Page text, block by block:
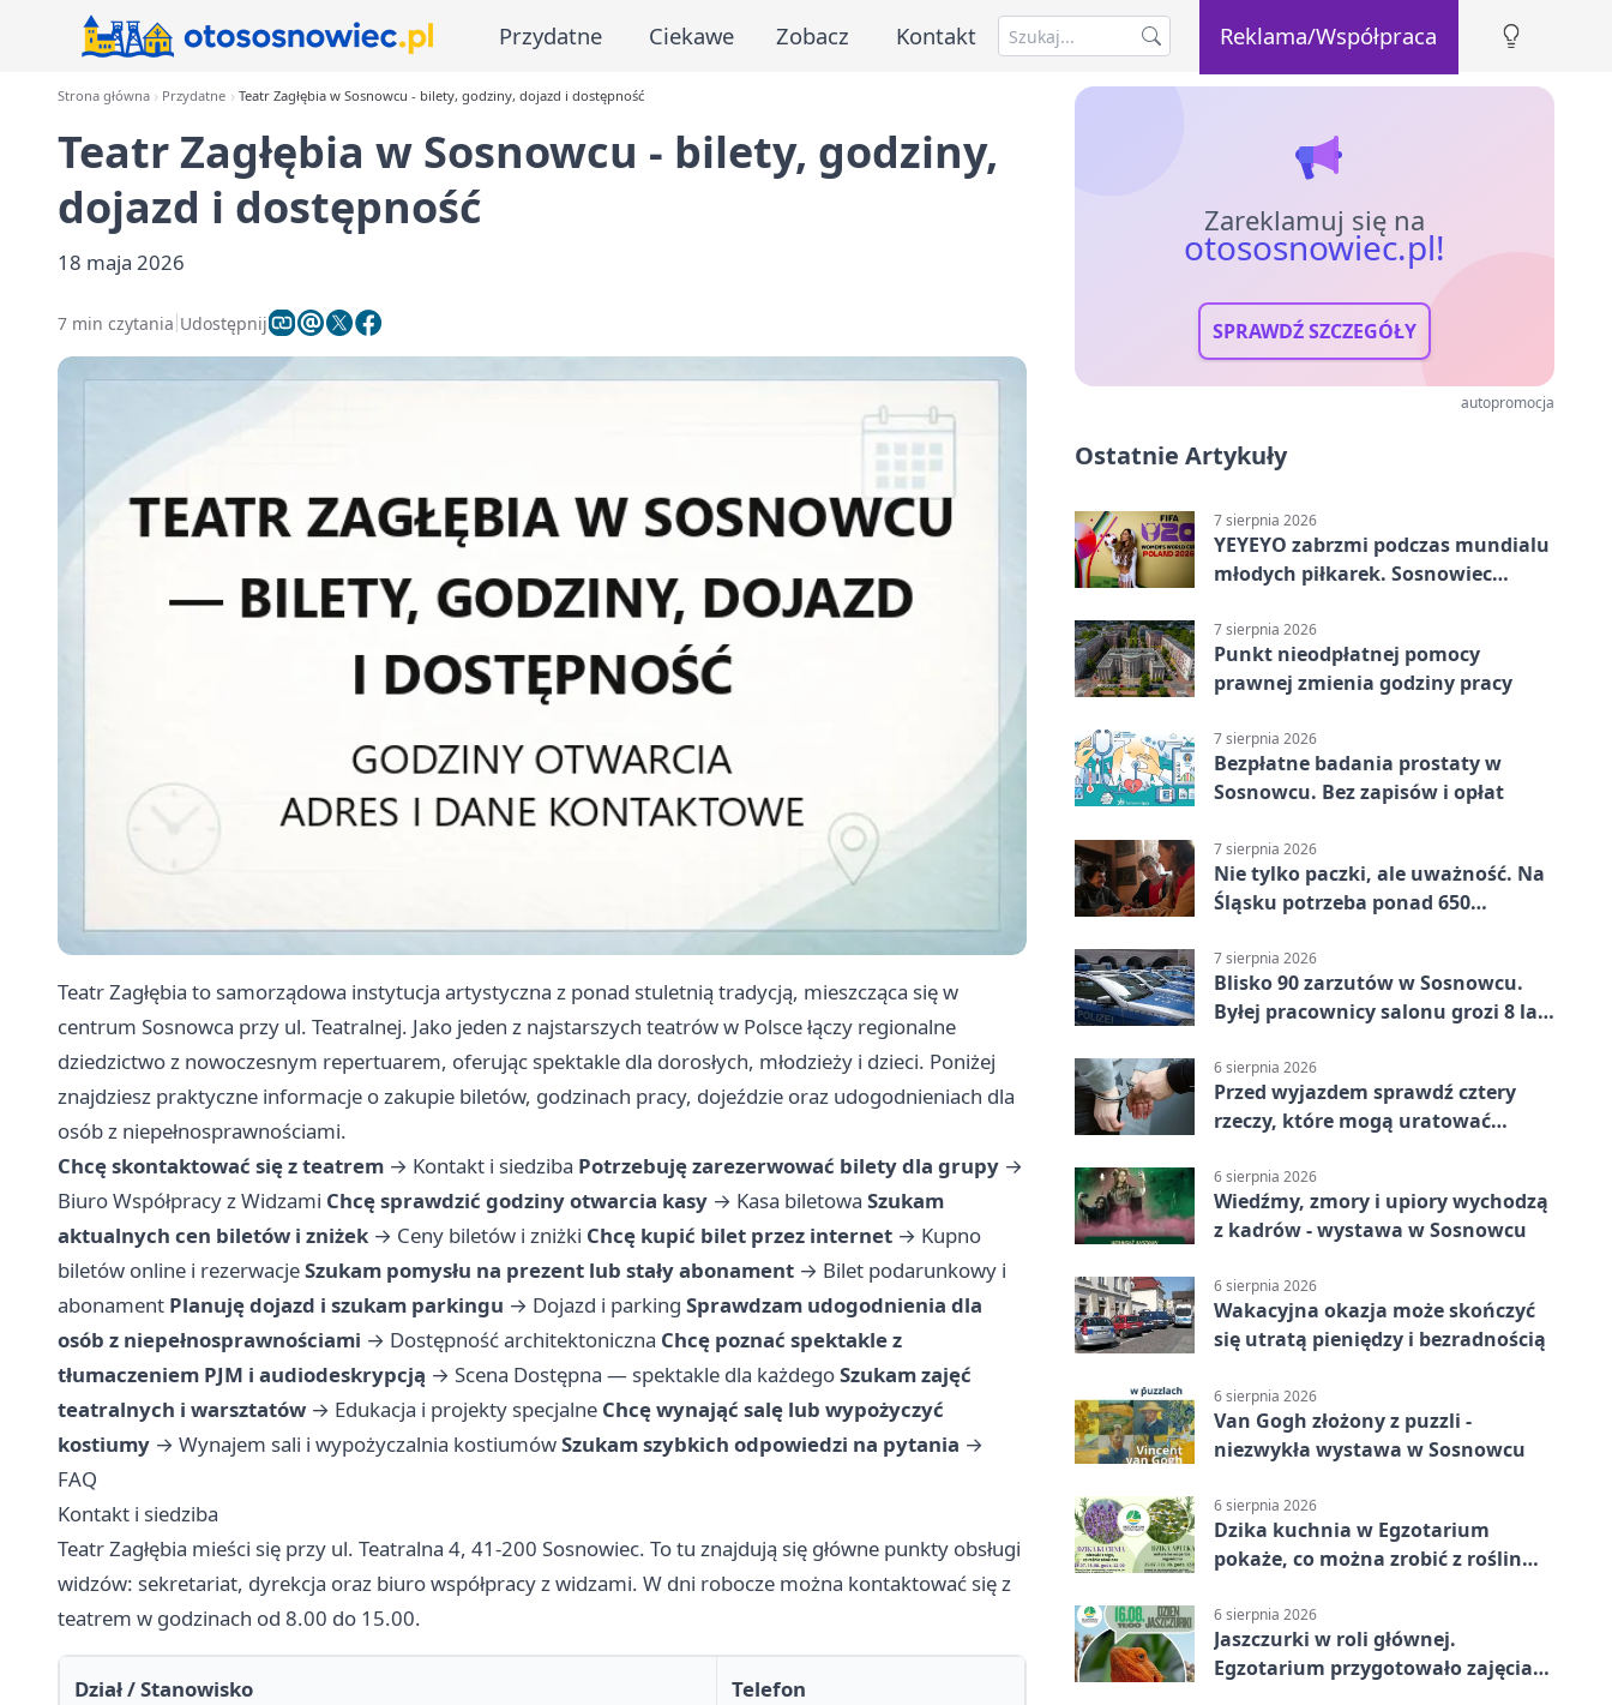
Przydatne Ciekawe Zobacz Kontakt Reklama/Współpraca
Strona główna Przydatne Teatr Zagłębia w Sosnowcu - bilety, godziny, dojazd i dostępność
Teatr Zagłębia w Sosnowcu - bilety, godziny,
dojazd i dostępność
18 maja 2026
7 min czytania Udostępnij
Teatr Zagłębia to samorządowa instytucja artystyczna z ponad stuletnią tradycją, mieszcząca się w
centrum Sosnowca przy ul. Teatralnej. Jako jeden z najstarszych teatrów w Polsce łączy regionalne
dziedzictwo z nowoczesnym repertuarem, oferując spektakle dla dorosłych, młodzieży i dzieci. Poniżej
znajdziesz praktyczne informacje o zakupie biletów, godzinach pracy, dojeździe oraz udogodnieniach dla
osób z niepełnosprawnościami.
Chcę skontaktować się z teatrem → Kontakt i siedziba Potrzebuję zarezerwować bilety dla grupy →
Biuro Współpracy z Widzami Chcę sprawdzić godziny otwarcia kasy → Kasa biletowa Szukam
aktualnych cen biletów i zniżek → Ceny biletów i zniżki Chcę kupić bilet przez internet → Kupno
biletów online i rezerwacjeSzukam pomysłu na prezent lub stały abonament → Bilet podarunkowy i
abonament Planuję dojazd i szukam parkingu → Dojazd i parking Sprawdzam udogodnienia dla
osób z niepełnosprawnościami → Dostępność architektoniczna Chcę poznać spektakle z
tłumaczeniem PJM i audiodeskrypcją → Scena Dostępna — spektakle dla każdegoSzukam zajęć
teatralnych i warsztatów → Edukacja i projekty specjalne Chcę wynająć salę lub wypożyczyć
kostiumy → Wynajem sali i wypożyczalnia kostiumówSzukam szybkich odpowiedzi na pytania →
FAQ
Kontakt i siedziba
Teatr Zagłębia mieści się przy ul. Teatralna 4, 41-200 Sosnowiec. To tu znajdują się główne punkty obsługi
widzów: sekretariat, dyrekcja oraz biuro współpracy z widzami. W dni robocze można kontaktować się z
teatrem w godzinach od 8.00 do 15.00.
Dział / Stanowisko Telefon
Zareklamuj się na
otososnowiec.pl!
SPRAWDŹ SZCZEGÓŁY
autopromocja
Ostatnie Artykuły
7 sierpnia 2026
YEYEYO zabrzmi podczas mundialu
młodych piłkarek. Sosnowiec
7 sierpnia 2026
Punkt nieodpłatnej pomocy
prawnej zmienia godziny pracy
7 sierpnia 2026
Bezpłatne badania prostaty w
Sosnowcu. Bez zapisów i opłat
7 sierpnia 2026
Nie tylko paczki, ale uważność. Na
Śląsku potrzeba ponad 650
7 sierpnia 2026
Blisko 90 zarzutów w Sosnowcu.
Byłej pracownicy salonu grozi 8 lat
6 sierpnia 2026
Przed wyjazdem sprawdź cztery
rzeczy, które mogą uratować
6 sierpnia 2026
Wiedźmy, zmory i upiory wychodzą
z kadrów - wystawa w Sosnowcu
6 sierpnia 2026
Wakacyjna okazja może skończyć
się utratą pieniędzy i bezradnością
6 sierpnia 2026
Van Gogh złożony z puzzli -
niezwykła wystawa w Sosnowcu
6 sierpnia 2026
Dzika kuchnia w Egzotarium
pokaże, co można zrobić z roślin
6 sierpnia 2026
Jaszczurki w roli głównej.
Egzotarium przygotowało zajęcia